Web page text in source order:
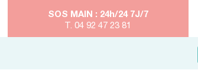
SOS MAIN : 24h/24 7J/7
T. 04 92 47 23 81